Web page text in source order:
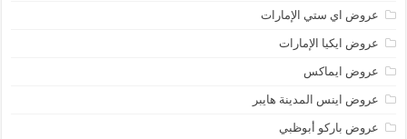
عروض اي ستي الإمارات
عروض ايكيا الإمارات
عروض ايماكس
عروض اينس المدينة هايبر
عروض باركو أبوظبي